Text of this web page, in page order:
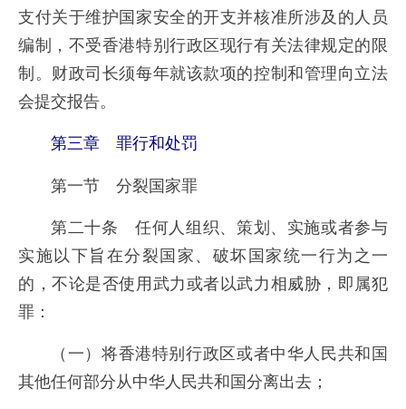
支付关于维护国家安全的开支并核准所涉及的人员
编制，不受香港特别行政区现行有关法律规定的限
制。财政司长须每年就该款项的控制和管理向立法
会提交报告。
第三章 罪行和处罚
第一节 分裂国家罪
第二十条 任何人组织、策划、实施或者参与
实施以下旨在分裂国家、破坏国家统一行为之一
的，不论是否使用武力或者以武力相威胁，即属犯
罪：
（一）将香港特别行政区或者中华人民共和国
其他任何部分从中华人民共和国分离出去；